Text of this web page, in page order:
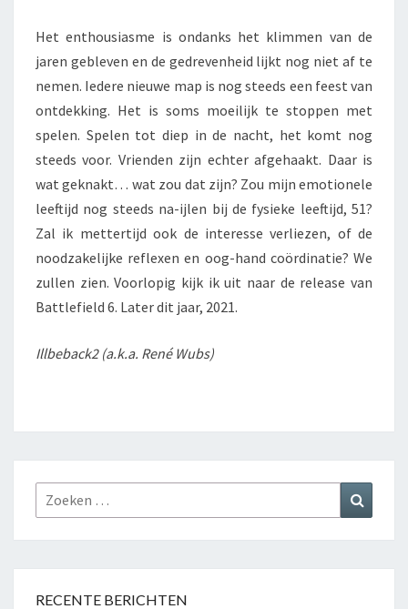
Het enthousiasme is ondanks het klimmen van de
jaren gebleven en de gedrevenheid lijkt nog niet af te
nemen. Iedere nieuwe map is nog steeds een feest van
ontdekking. Het is soms moeilijk te stoppen met
spelen. Spelen tot diep in de nacht, het komt nog
steeds voor. Vrienden zijn echter afgehaakt. Daar is
wat geknakt… wat zou dat zijn? Zou mijn emotionele
leeftijd nog steeds na-ijlen bij de fysieke leeftijd, 51?
Zal ik mettertijd ook de interesse verliezen, of de
noodzakelijke reflexen en oog-hand coördinatie? We
zullen zien. Voorlopig kijk ik uit naar de release van
Battlefield 6. Later dit jaar, 2021.
Illbeback2 (a.k.a. René Wubs)
Zoeken
naar:
RECENTE BERICHTEN